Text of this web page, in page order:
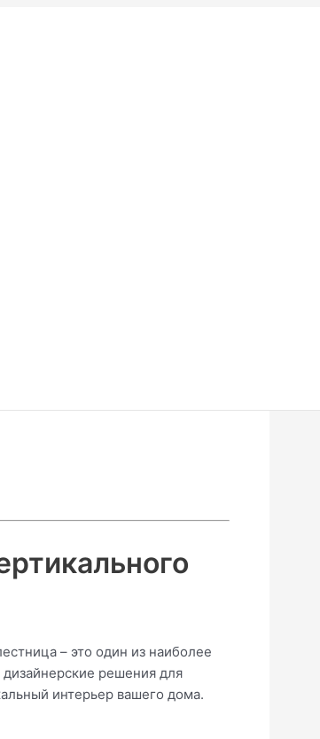
– это один из наиболее
решения для
интерьер вашего дома.